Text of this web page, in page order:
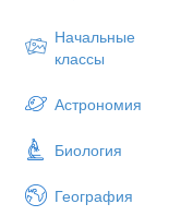
Начальные
классы
Астрономия
Биология
География